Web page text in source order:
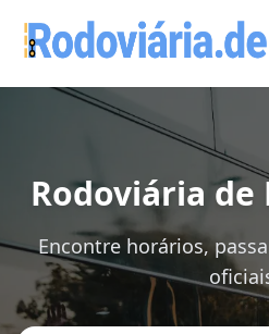
Rodoviária de
Encontre horários,